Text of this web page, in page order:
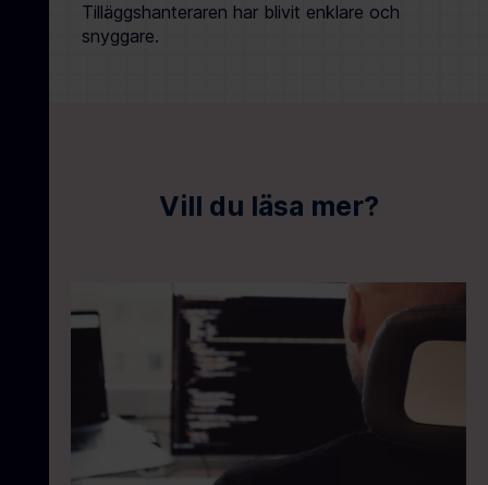
Tilläggshanteraren har blivit enklare och
snyggare.
Vill du läsa mer?